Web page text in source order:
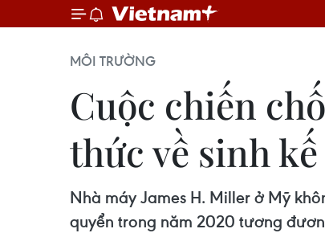
MÔI TRƯỜNG
Cuộc chiến
thức về sinh kế
Nhà máy James H. Miller ở Mỹ
quyển trong năm 2020 tương